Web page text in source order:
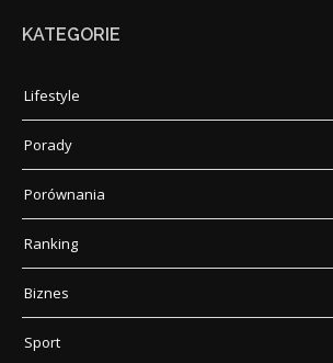
KATEGORIE
Lifestyle
Porady
Porównania
Ranking
Biznes
Sport